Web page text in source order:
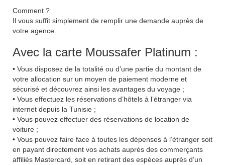
Comment ?
Il vous suffit simplement de remplir une demande auprès de
votre agence.
Avec la carte Moussafer Platinum :
• Vous disposez de la totalité ou d’une partie du montant de
votre allocation sur un moyen de paiement moderne et
sécurisé et découvrez ainsi les avantages du voyage ;
• Vous effectuez les réservations d’hôtels à l’étranger via
internet depuis la Tunisie ;
• Vous pouvez effectuer des réservations de location de
voiture ;
• Vous pouvez faire face à toutes les dépenses à l’étranger soit
en payant directement vos achats auprès des commerçants
affiliés Mastercard, soit en retirant des espèces auprès d’un